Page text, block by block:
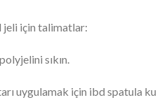
jeli için talimatlar:
sıkın.
uygulamak için ibd spatula